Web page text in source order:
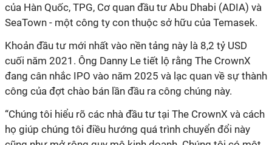
của Hàn Quốc, TPG, Cơ quan đầu tư Abu Dhabi (ADIA) và
SeaTown - một công ty con thuộc sở hữu của Temasek.
Khoản đầu tư mới nhất vào nền tảng này là 8,2 tỷ USD
cuối năm 2021. Ông Danny Le tiết lộ rằng The CrownX
đang cân nhắc IPO vào năm 2025 và lạc quan về sự thành
công của đợt chào bán lần đầu ra công chúng này.
“Chúng tôi hiểu rõ các nhà đầu tư tại The CrownX và cách
họ giúp chúng tôi điều hướng quá trình chuyển đổi này